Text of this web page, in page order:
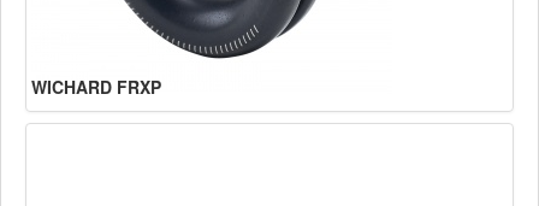
WICHARD FRXP